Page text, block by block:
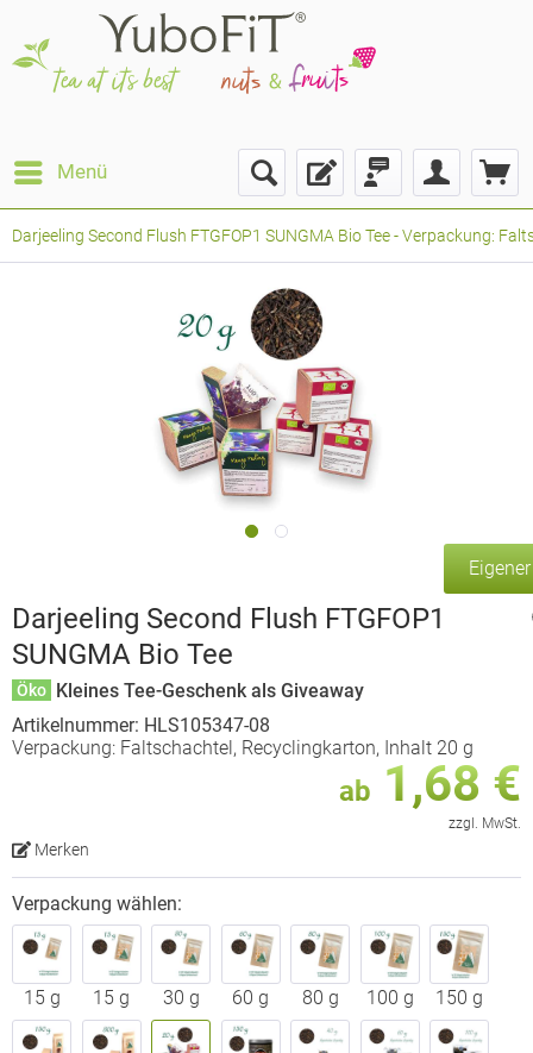
Menü
Darjeeling Second Flush FTGFOP1 SUNGMA Bio Tee - Verpackung:
Darjeeling Second Flush FTGFOP1
SUNGMA Bio Tee
Öko Kleines Tee-Geschenk als Giveaway
Artikelnummer: HLS105347-08
Verpackung: Faltschachtel, Recyclingkarton, Inhalt 20 g
ab 1,68 €
zzgl. MwSt.
Merken
Verpackung wählen:
15 g 15 g 30 g 60 g 80 g 100 g 150 g